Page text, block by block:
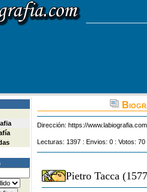
Dirección: https://
Lecturas: 1397 : Envios: 0 : Votos:
Pietro Tacca